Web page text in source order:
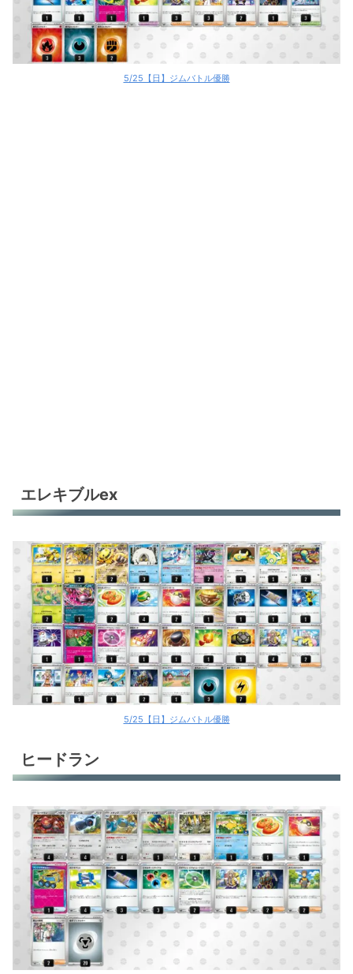
タケルライコex
タケルライコex
タケルライコex
ドラパルトex
ドラパルトex
ドラパルトex
マリィのオーロンゲex
マリィのオーロンゲex
マリィのオーロンゲex
マリィのオーロンゲex
マリィのオーロンゲex
マリィのオーロンゲex
マリィのオーロンゲex
マリィのオーロンゲex
マリィのオーロンゲex
マリィのオーロンゲex
5/25【日】ジムバトル優勝
エレキブルex
5/25【日】ジムバトル優勝
ヒードラン